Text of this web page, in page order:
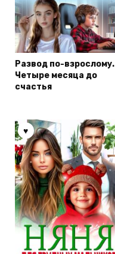
Развод по-взрослому.
Четыре месяца до
счастья